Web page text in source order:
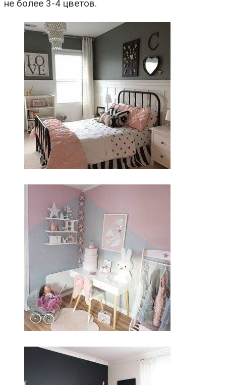
не более 3-4 цветов.